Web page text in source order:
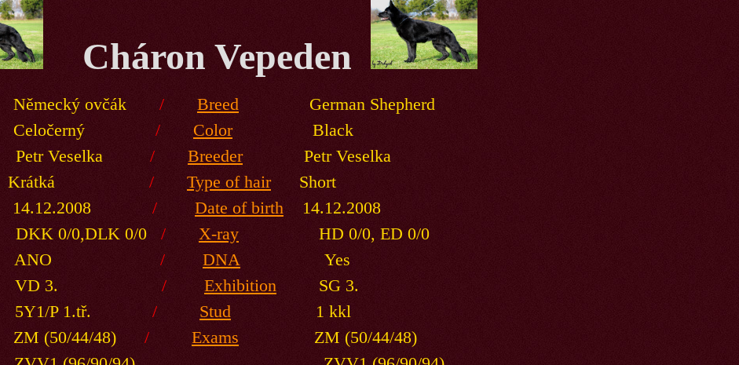
Cháron Vepeden
Německý ovčák / Breed German Shepherd
Celočerný / ColorBlack
Petr Veselka / Breeder
Petr Veselka
Krátká / Type of hairShort
14.12.2008 / Date of birth 14.12.2008
DKK 0/0,DLK 0/0 / X-ray HD 0/0, ED 0/0
ANO / DNA
Yes
VD 3. / Exhibition SG 3.
5Y1/P 1.tř. / Stud 1 kkl
ZM (50/44/48) / Exams ZM (50/44/48)